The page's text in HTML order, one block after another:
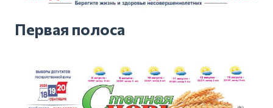
Первая полоса